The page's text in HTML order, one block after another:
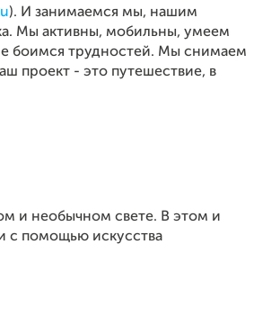
). И занимаемся мы, нашим
Мы активны, мобильны, умеем
боимся трудностей. Мы снимаем
проект - это путешествие, в
и необычном свете. В этом и
с помощью искусства